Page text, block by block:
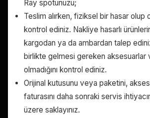
Ray spotunuzu;
Teslim alırken, fiziksel bir hasar olup
kontrol ediniz. Nakliye hasarlı
kargodan ya da ambardan talep
birlikte gelmesi gereken aksesuarlar
olmadığını kontrol ediniz.
Orijinal kutusunu veya paketini,
faturasını daha sonraki servis
üzere saklayınız.